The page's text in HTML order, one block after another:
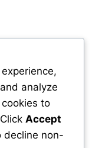
analyze
to
Accept
decline non-